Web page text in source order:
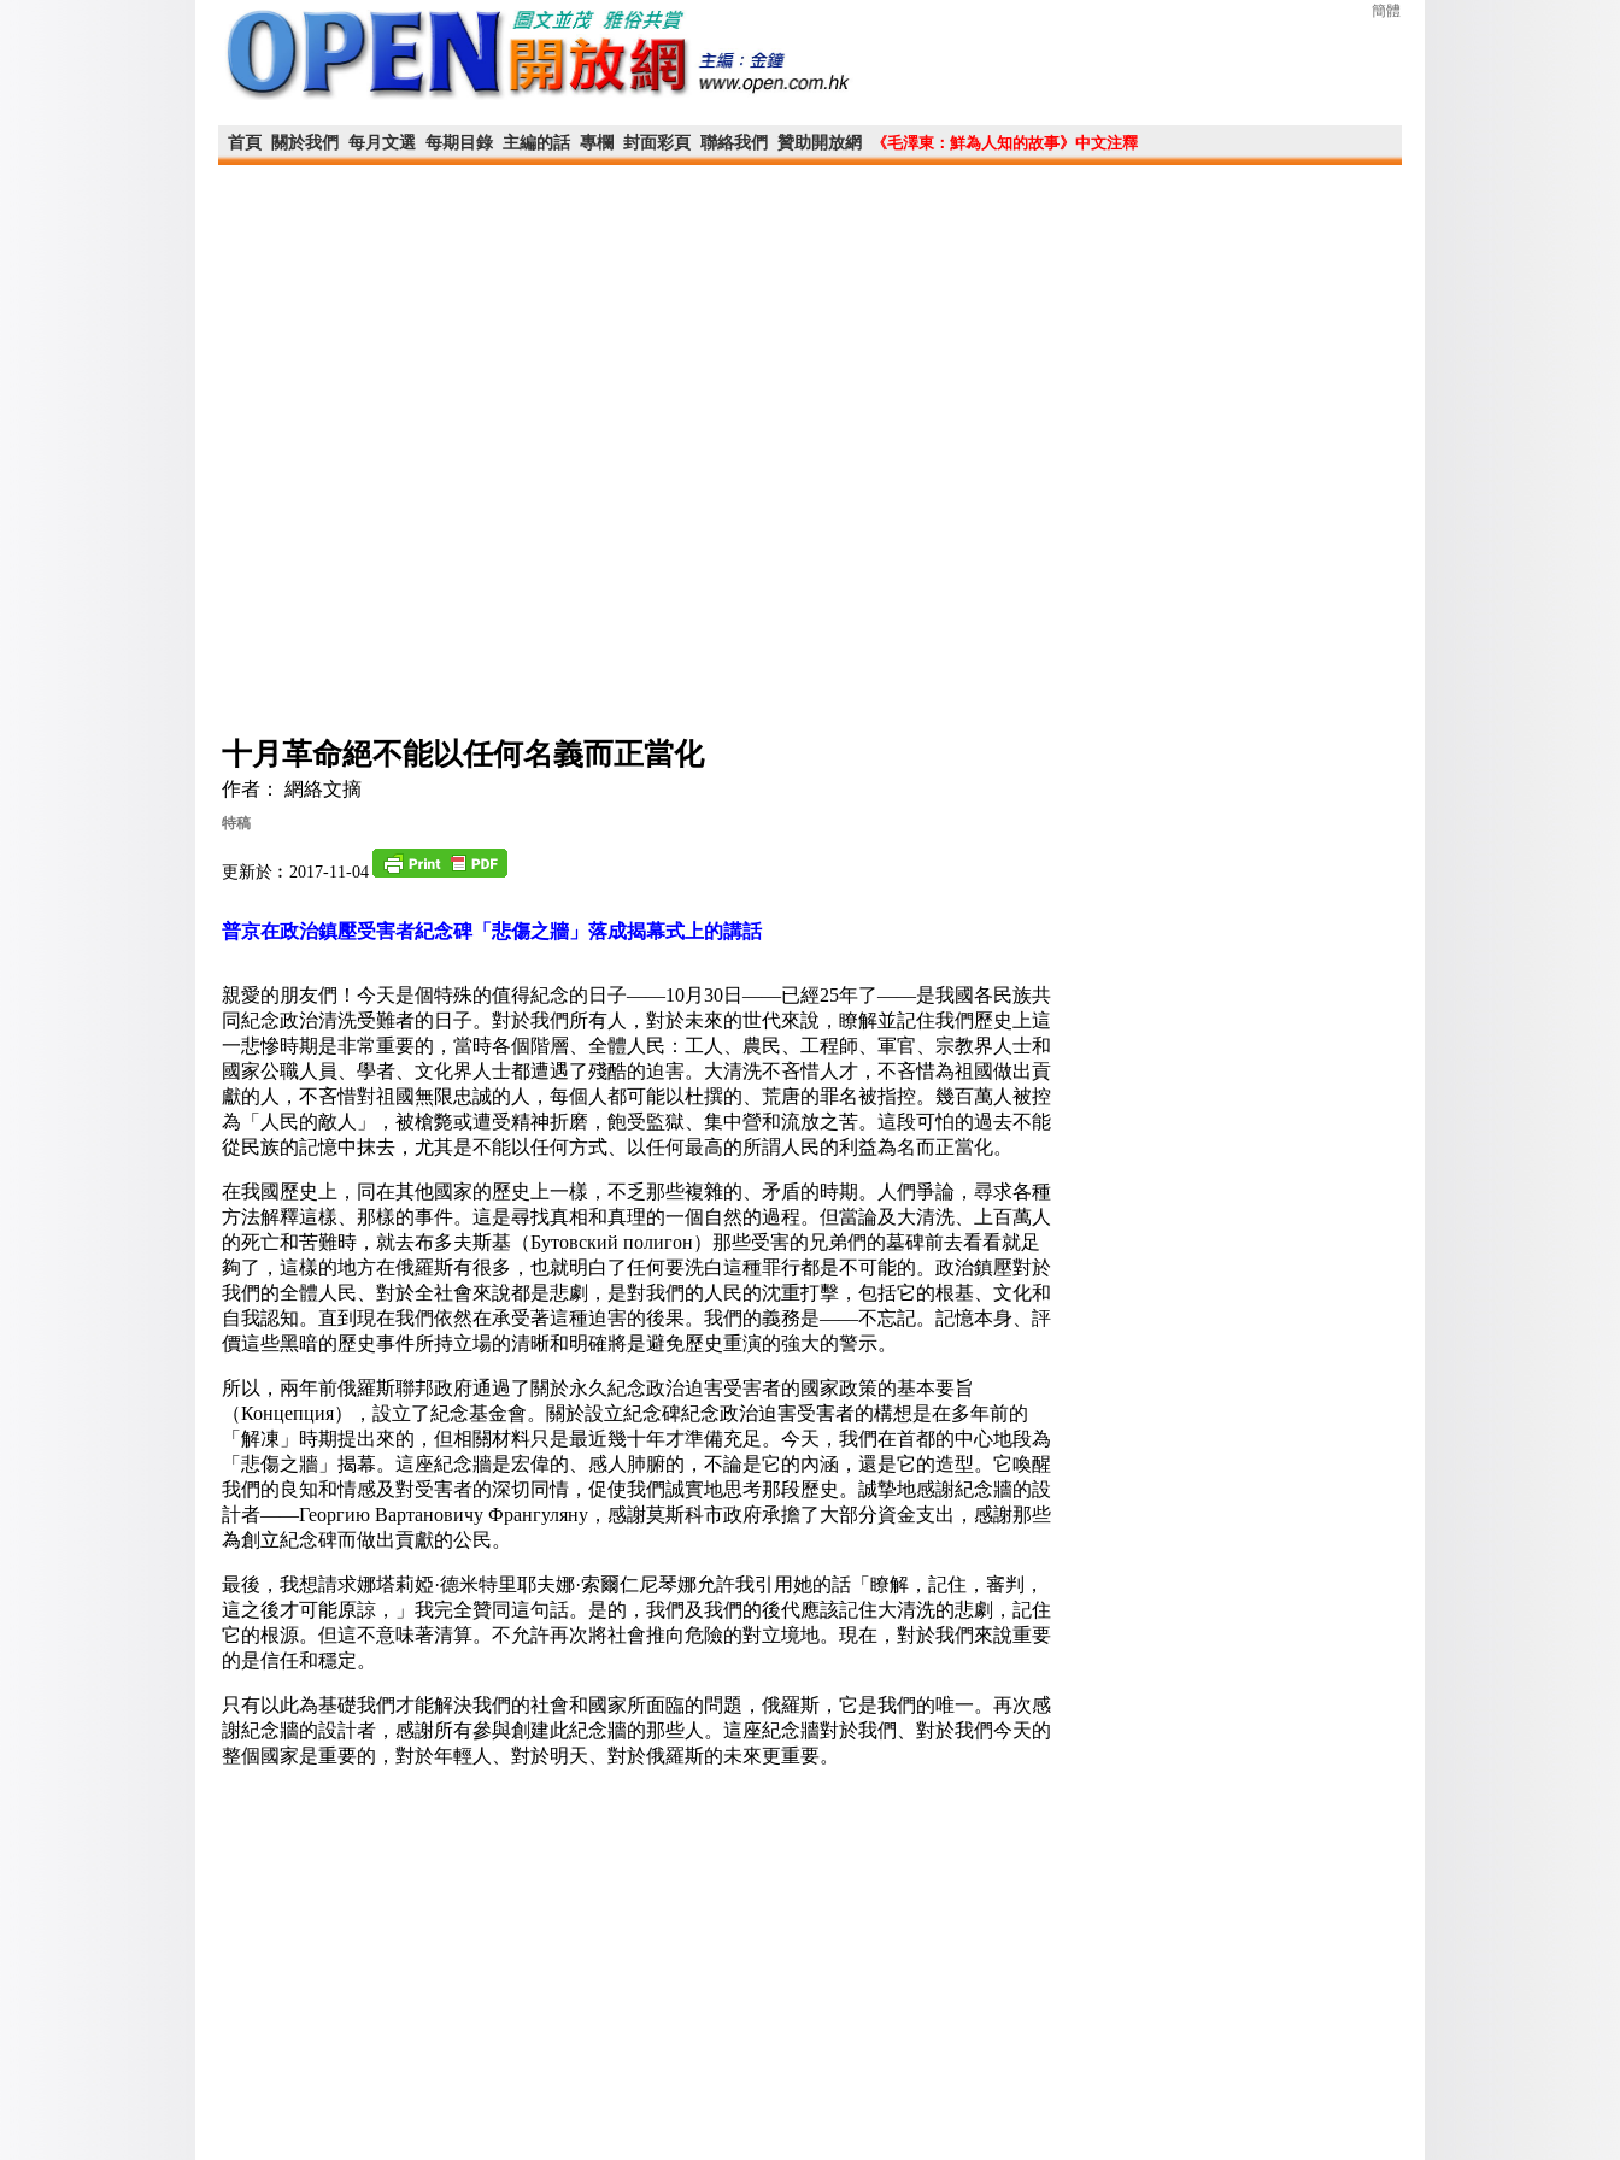
簡體
首頁 關於我們 每月文選 每期目錄 主編的話 專欄 封面彩頁 聯絡我們 贊助開放網 《毛澤東：鮮為人知的故事》中文注釋
十月革命絕不能以任何名義而正當化
作者： 網絡文摘
特稿
更新於︰2017-11-04
普京在政治鎮壓受害者紀念碑「悲傷之牆」落成揭幕式上的講話
親愛的朋友們！今天是個特殊的值得紀念的日子——10月30日——已經25年了——是我國各民族共
同紀念政治清洗受難者的日子。對於我們所有人，對於未來的世代來說，瞭解並記住我們歷史上這
一悲慘時期是非常重要的，當時各個階層、全體人民：工人、農民、工程師、軍官、宗教界人士和
國家公職人員、學者、文化界人士都遭遇了殘酷的迫害。大清洗不吝惜人才，不吝惜為祖國做出貢
獻的人，不吝惜對祖國無限忠誠的人，每個人都可能以杜撰的、荒唐的罪名被指控。幾百萬人被控
為「人民的敵 人」，被槍斃或遭受精神折磨，飽受監獄、集中營和流放之苦。這段可怕的過去不能
從民族的記憶中抹去，尤其是不能以任何方式、以任何最高的所謂人民的利益為名而正當化。
在我國歷史上，同在其他國家的歷史上一樣，不乏那些複雜的、矛盾的時期。人們爭論，尋求各種
方法解釋這樣、那樣的事件。這是尋找真相和真理的一個自然的過程。但當論及大清洗、上百萬人
的死亡和苦難時，就去布多夫斯基（Бутовский полигон）那些受害的兄弟們的墓碑前去看看就足
夠了，這樣的地方在俄羅斯有很多，也就明白了任何要洗白這種罪行都是不可能的。政治鎮壓對於
我們的全體人民、對於全社會來說都是悲劇，是對我們的人民的沈重打擊，包括它的根基、文化和
自我認知。直到現在我們依然在承受著這種迫害的後果。我們的義務是——不忘記。記憶本身、評
價這些黑暗的歷史事件所持立場的清晰和明確將是避免歷史重演的強大的警示。
所以，兩年前俄羅斯聯邦政府通過了關於永久紀念政治迫害受害者的國家政策的基本要旨
（Концепция），設立了紀念基金會。關於設立紀念碑紀念政治迫害受害者的構想是在多年前的
「解凍」時期提出來的，但相關材料只是最近幾十年才準備充足。今天，我們在首都的中心地段為
「悲傷之牆」揭幕。這座紀念牆是宏偉的、感人肺腑的，不論是它的內涵，還是它的造型。它喚醒
我們的良知和情感及對受害者的深切同情，促使我們誠實地思考那段歷史。誠摯地感謝紀念牆的設
計者——Георгию Вартановичу Франгуляну，感謝莫斯科市政府承擔了大部分資金支出，感謝那些
為創立紀念碑而做出貢獻的公民。
最後，我想請求娜塔莉婭·德米特里耶夫娜·索爾仁尼琴娜允許我引用她的話「瞭解，記住，審判，
這之後才可能原諒，」我完全贊同這句話。是的，我們及我們的後代應該記住大清洗的悲劇，記住
它的根源。但這不意味著清算。不允許再次將社會推向危險的對立境地。現在，對於我們來說重要
的是信任和穩定。
只有以此為基礎我們才能解決我們的社會和國家所面臨的問題，俄羅斯，它是我們的唯一。再次感
謝紀念牆的設計者，感謝所有參與創建此紀念牆的那些人。這座紀念牆對於我們、對於我們今天的
整個國家是重要的，對於年輕人、對於明天、對於俄羅斯的未來更重要。